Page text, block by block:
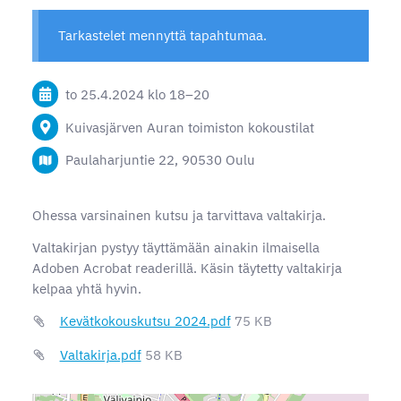
Tarkastelet mennyttä tapahtumaa.
to 25.4.2024 klo 18–20
Kuivasjärven Auran toimiston kokoustilat
Paulaharjuntie 22, 90530 Oulu
Ohessa varsinainen kutsu ja tarvittava valtakirja.
Valtakirjan pystyy täyttämään ainakin ilmaisella
Adoben Acrobat readerillä. Käsin täytetty valtakirja
kelpaa yhtä hyvin.
Kevätkokouskutsu 2024.pdf 75 KB
Valtakirja.pdf 58 KB